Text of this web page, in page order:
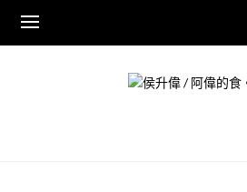
content